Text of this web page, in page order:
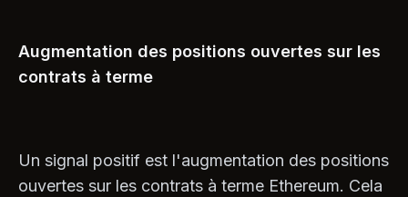
Augmentation des positions ouvertes sur les
contrats à terme
Un signal positif est l'augmentation des positions
ouvertes sur les contrats à terme Ethereum. Cela